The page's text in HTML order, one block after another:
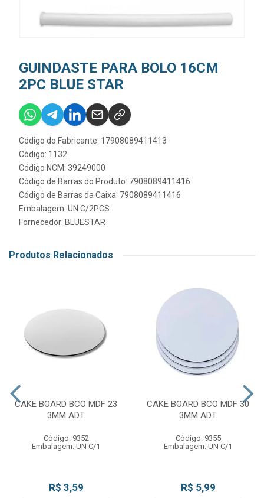
GUINDASTE PARA BOLO 16CM
2PC BLUE STAR
Código do Fabricante: 17908089411413
Código: 1132
Código NCM: 39249000
Código de Barras do Produto: 7908089411416
Código de Barras da Caixa: 7908089411416
Embalagem: UN C/2PCS
Fornecedor: BLUESTAR
Produtos Relacionados
CAKE BOARD BCO MDF 23
3MM ADT
Código: 9352
Embalagem: UN C/1
R$ 3,59
CAKE BOARD BCO MDF 30
3MM ADT
Código: 9355
Embalagem: UN C/1
R$ 5,99